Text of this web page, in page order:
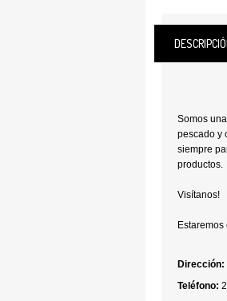
Somos
pescado y
siempre
productos.
Visítanos!
Dirección:
Teléfono: